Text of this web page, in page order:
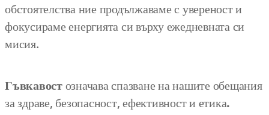
обстоятелства ние продължаваме с увереност и
фокусираме енергията си върху ежедневната си
мисия.
Гъвкавост означава спазване на нашите обещания
за здраве, безопасност, ефективност и етика.